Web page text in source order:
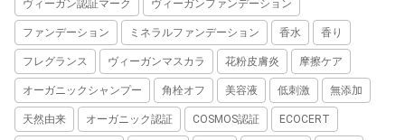
ヴィーガン認証マーク ヴィーガンファンデーション
ファンデーション ミネラルファンデーション 香水 香り
フレグランス ヴィーガンマスカラ 花粉皮膚炎 摩擦ケア
オーガニックシャンプー 角栓オフ 美容液 低刺激 無添加
天然由来 オーガニック認証 COSMOS認証 ECOCERT